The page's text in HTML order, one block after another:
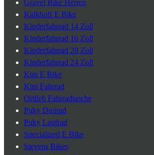
Gravel Bike Herren
Kalkhoff E Bike
Kinderfahrrad 14 Zoll
Kinderfahrrad 16 Zoll
Kinderfahrrad 20 Zoll
Kinderfahrrad 24 Zoll
Ktm E Bike
Ktm Fahrrad
Ortlieb Fahrradtasche
Puky Dreirad
Puky Laufrad
Specialized E Bike
Stevens Bikes